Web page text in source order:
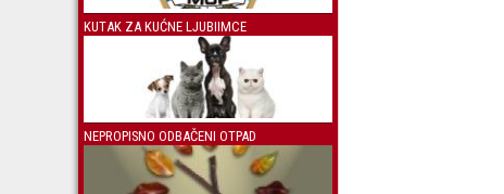
KUTAK ZA KUĆNE LJUBIIMCE
NEPROPISNO ODBAČENI OTPAD